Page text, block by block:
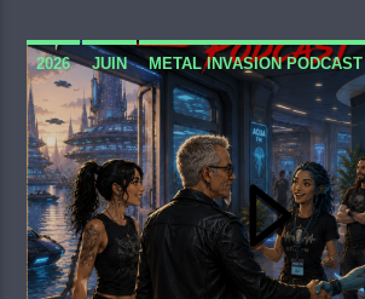
2026 JUIN METAL INVASION PODCAST